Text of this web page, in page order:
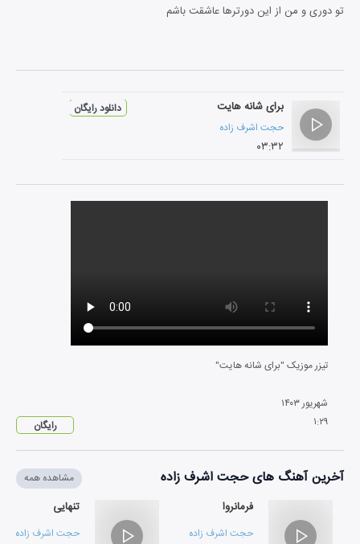
تو دوری و من از این دورترها عاشقت باشم
برای شانه هایت
حجت اشرف زاده
۰۳:۳۲
دانلود رایگان
تیزر موزیک "برای شانه هایت"
شهریور۱۴۰۳
۱:۲۹ رایگان
آخرین آهنگ های حجت اشرف زاده مشاهده همه
فرمانروا
حجت اشرف زاده
تنهایی
حجت اشرف زاده